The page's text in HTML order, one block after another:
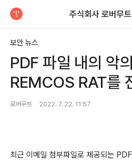
주식회사 로버무
보안 뉴스
PDF 파일 내의 악
REMCOS RAT를
로버무트 2022. 7. 22. 11:57
최근 이메일 첨부파일로 제공되는 PDF